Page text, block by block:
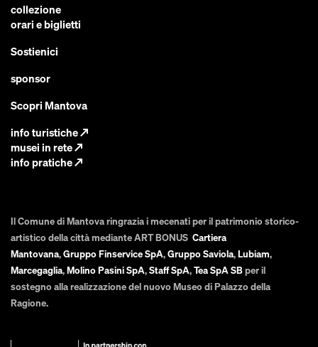
collezione
orari e biglietti
Sostienici
sponsor
Scopri Mantova
info turistiche↗
musei in rete↗
info pratiche↗
Il Comune di Mantova ringrazia i mecenati per il patrimonio storico-
artistico della città mediante ART BONUS Cartiera
Mantovana,Gruppo Finservice SpA,Gruppo Saviola,Lubiam,
Marcegaglia,Molino Pasini SpA,Staff SpA,Tea SpA SBper il
sostegno alla realizzazione del nuovo Museo di Palazzo della
Ragione.